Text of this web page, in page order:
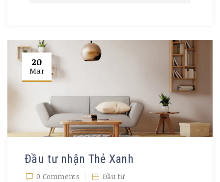
20
Mar
Đầu tư nhận Thẻ Xanh
0 Comments Đầu tư